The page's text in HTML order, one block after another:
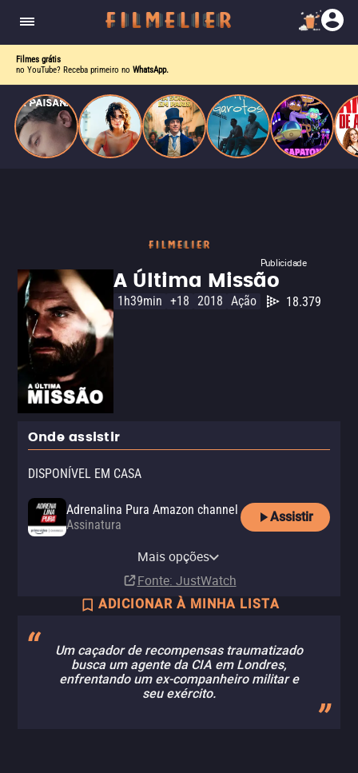
Filmes grátis
no YouTube? Receba primeiro no WhatsApp.
Publicidade
A Última Missão
1h39min +18 2018 Ação 18.379
Onde assistir
DISPONÍVEL EM CASA
Adrenalina Pura Amazon channel
Assinatura
Assistir
Adrenalina Pura Apple TV
R$ 14,90
Mais opções
Fonte: JustWatch
ADICIONAR À MINHA LISTA
Um caçador de recompensas traumatizado
busca um agente da CIA em Londres,
enfrentando um ex-companheiro militar e
seu exército.
quando se apaixona por um de seus alvos.